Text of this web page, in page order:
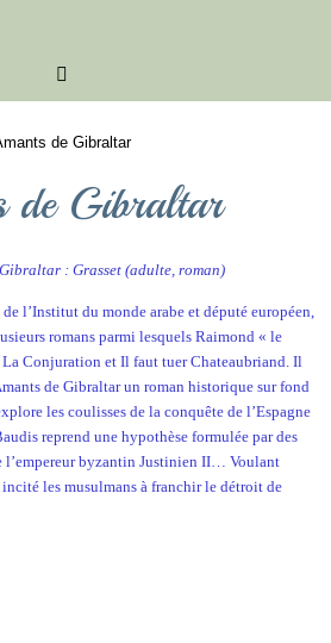
de Gibraltar
de Gibraltar
Gibraltar : Grasset (adulte, roman)
l’Institut du monde arabe et député européen,
romans parmi lesquels Raimond « le
La Conjuration et Il faut tuer Chateaubriand. Il
de Gibraltar un roman historique sur fond
les coulisses de la conquête de l’Espagne
reprend une hypothèse formulée par des
l’empereur byzantin Justinien II… Voulant
les musulmans à franchir le détroit de